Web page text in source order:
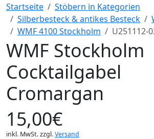
Startseite
Stöbern in Kategorien
Silberbesteck & antikes Besteck
WMF 4100 Stockholm
U251112-
WMF Stockholm
Cocktailgabel
Cromargan
15,00€
inkl. MwSt. zzgl.Versand